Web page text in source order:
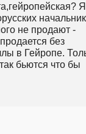
Я
не продают -
без
в Гейропе.
бьются что бы